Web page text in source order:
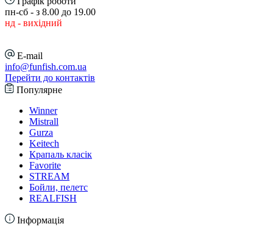
пн-сб - з 8.00 до 19.00
нд - вихідний
E-mail
info@funfish.com.ua
Перейти до контактів
Популярне
Winner
Mistrall
Gurza
Keitech
Крапаль класік
Favorite
STREAM
Бойли, пелетс
REALFISH
Інформація